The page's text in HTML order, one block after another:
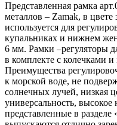
Представленная рамка
металлов – Zamak, в цвете
используется для
купальниках и нижнем
6 мм. Рамки –регуляторы
в комплекте с колечками
Преимущества
к морской воде, не
солнечных лучей, низкая
универсальность,
представленные в разделе